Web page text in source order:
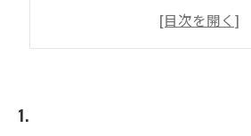
心地よいバスルームへのリ
1.